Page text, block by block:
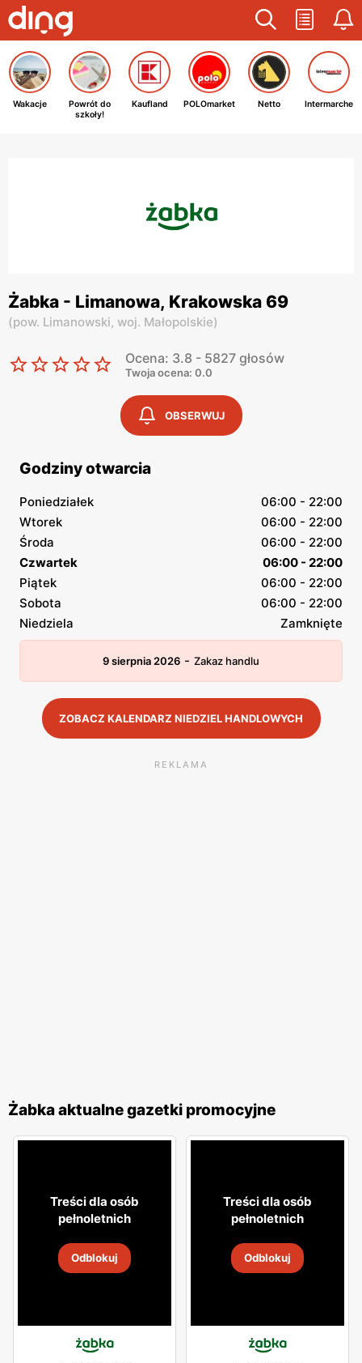
Wakacje
Powrót do
szkoły!
Kaufland POLOmarket Netto Intermarche
Żabka - Limanowa, Krakowska 69
(pow. Limanowski, woj. Małopolskie)
Ocena: 3.8 - 5827 głosów
Twoja ocena: 0.0
OBSERWUJ
Godziny otwarcia
Poniedziałek
06:00 - 22:00
Wtorek
06:00 - 22:00
Środa
06:00 - 22:00
Czwartek
06:00 - 22:00
Piątek
06:00 - 22:00
Sobota
06:00 - 22:00
Niedziela
Zamknięte
9 sierpnia 2026 - Zakaz handlu
ZOBACZ KALENDARZ NIEDZIEL HANDLOWYCH
REKLAMA
Żabka aktualne gazetki promocyjne
Treści dla osób
pełnoletnich
Odblokuj
Treści dla osób
pełnoletnich
Odblokuj